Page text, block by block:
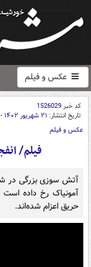
عکس و فیلم
کد خبر1526029
تاریخ انتشار: ۲۱ شهریور ۱۴۰۲ - ۲۱:۳۱
عکس و فیلم
فیلم/
آتش سوزی بزرگی در
آمونیاک رخ داده
حریق اعزام شده‌اند.